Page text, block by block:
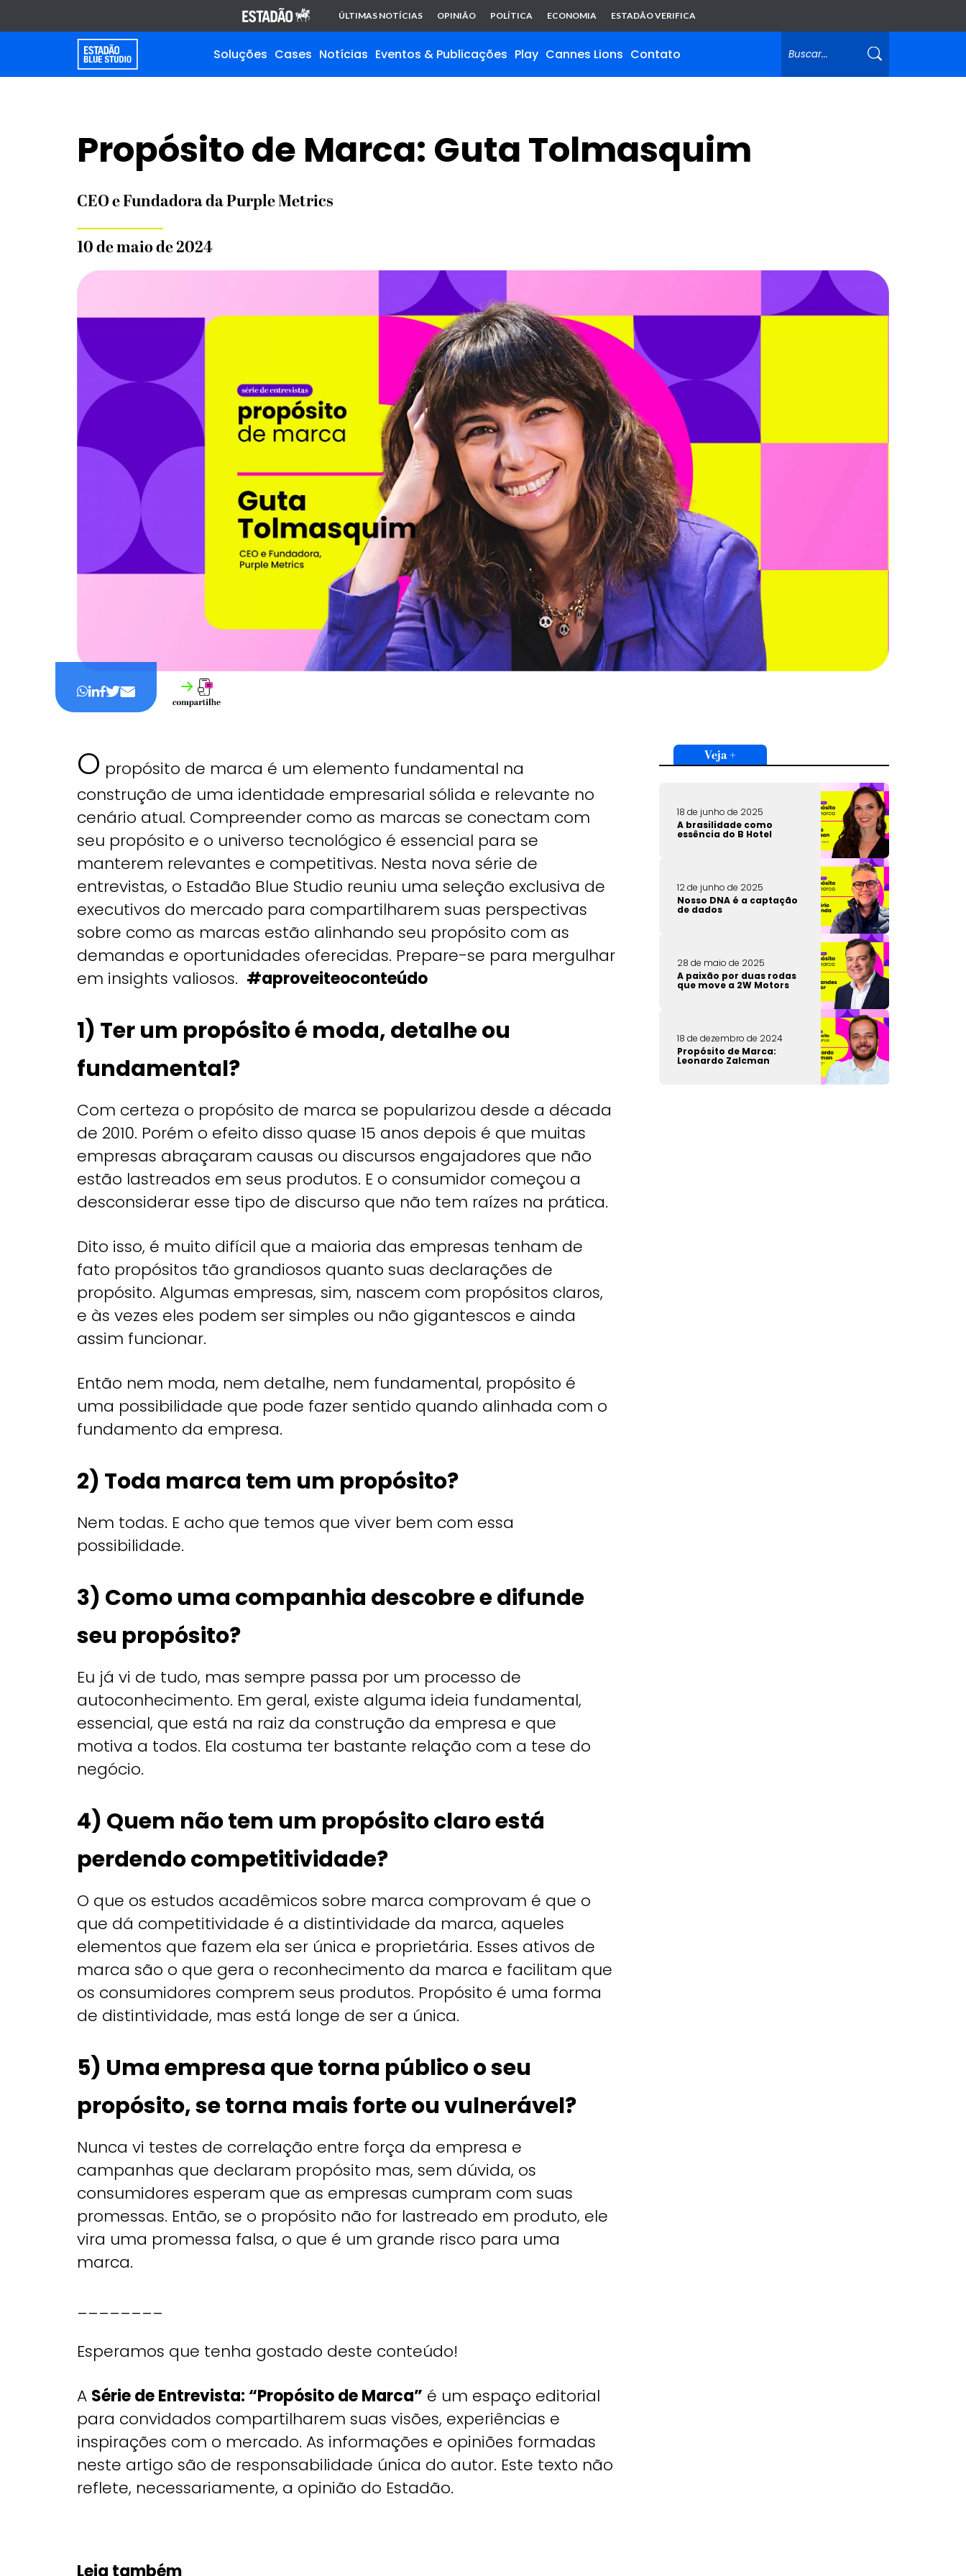
ÚLTIMAS NOTÍCIAS OPINIÃO POLÍTICA ECONOMIA ESTADÃO VERIFICA
Soluções Cases Notícias Eventos & Publicações Play Cannes Lions Contato
Propósito de Marca: Guta Tolmasquim
CEO e Fundadora da Purple Metrics
10 de maio de 2024
O propósito de marca é um elemento fundamental na
construção de uma identidade empresarial sólida e relevante no
cenário atual. Compreender como as marcas se conectam com
seu propósito e o universo tecnológico é essencial para se
manterem relevantes e competitivas. Nesta nova série de
entrevistas, o Estadão Blue Studio reuniu uma seleção exclusiva de
executivos do mercado para compartilharem suas perspectivas
sobre como as marcas estão alinhando seu propósito com as
demandas e oportunidades oferecidas. Prepare-se para mergulhar
em insights valiosos. #aproveiteoconteúdo
1) Ter um propósito é moda, detalhe ou
fundamental?
Com certeza o propósito de marca se popularizou desde a década
de 2010. Porém o efeito disso quase 15 anos depois é que muitas
empresas abraçaram causas ou discursos engajadores que não
estão lastreados em seus produtos. E o consumidor começou a
desconsiderar esse tipo de discurso que não tem raízes na prática.
Dito isso, é muito difícil que a maioria das empresas tenham de
fato propósitos tão grandiosos quanto suas declarações de
propósito. Algumas empresas, sim, nascem com propósitos claros,
e às vezes eles podem ser simples ou não gigantescos e ainda
assim funcionar.
Então nem moda, nem detalhe, nem fundamental, propósito é
uma possibilidade que pode fazer sentido quando alinhada com o
fundamento da empresa.
2) Toda marca tem um propósito?
Nem todas. E acho que temos que viver bem com essa
possibilidade.
3) Como uma companhia descobre e difunde
seu propósito?
Eu já vi de tudo, mas sempre passa por um processo de
autoconhecimento. Em geral, existe alguma ideia fundamental,
essencial, que está na raiz da construção da empresa e que
motiva a todos. Ela costuma ter bastante relação com a tese do
negócio.
4) Quem não tem um propósito claro está
perdendo competitividade?
O que os estudos acadêmicos sobre marca comprovam é que o
que dá competitividade é a distintividade da marca, aqueles
elementos que fazem ela ser única e proprietária. Esses ativos de
marca são o que gera o reconhecimento da marca e facilitam que
os consumidores comprem seus produtos. Propósito é uma forma
de distintividade, mas está longe de ser a única.
5) Uma empresa que torna público o seu
propósito, se torna mais forte ou vulnerável?
Nunca vi testes de correlação entre força da empresa e
campanhas que declaram propósito mas, sem dúvida, os
consumidores esperam que as empresas cumpram com suas
promessas. Então, se o propósito não for lastreado em produto, ele
vira uma promessa falsa, o que é um grande risco para uma
marca.
Esperamos que tenha gostado deste conteúdo!
A Série de Entrevista: “Propósito de Marca” é um espaço editorial
para convidados compartilharem suas visões, experiências e
inspirações com o mercado. As informações e opiniões formadas
neste artigo são de responsabilidade única do autor. Este texto não
reflete, necessariamente, a opinião do Estadão.
Veja +
18 de junho de 2025
A brasilidade como
essência do B Hotel
12 de junho de 2025
Nosso DNA é a captação
de dados
28 de maio de 2025
A paixão por duas rodas
que move a 2W Motors
18 de dezembro de 2024
Propósito de Marca:
Leonardo Zalcman
Leia também